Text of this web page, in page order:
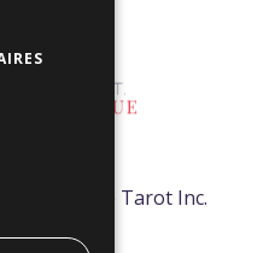
-École de Tarot Inc.